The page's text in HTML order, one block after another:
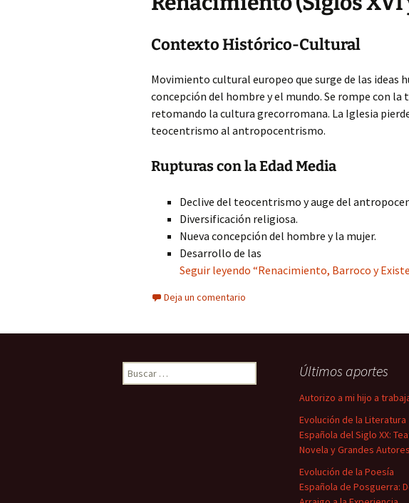
Contexto Histórico-Cultural
Movimiento cultural europeo que surge de las ideas
concepción del hombre y el mundo. Se rompe con
retomando la cultura grecorromana. La Iglesia
teocentrismo al antropocentrismo.
Rupturas con la Edad Media
Declive del teocentrismo y auge del
Diversificación religiosa.
Nueva concepción del hombre y la mujer.
Desarrollo de las
Seguir leyendo “Renacimiento, Barroco y
Deja un comentario
Buscar: Últimos aportes
Autorizo a mi hijo a
Evolución de la Literatura
Española del Siglo XX:
Novela y Grandes Autores
Evolución de la Poesía
Española de Posguerra: